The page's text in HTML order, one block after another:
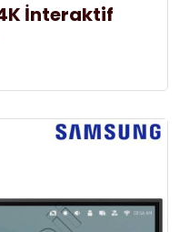
4K İnteraktif